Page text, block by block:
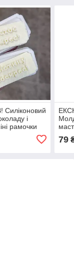
і
рамочки
79